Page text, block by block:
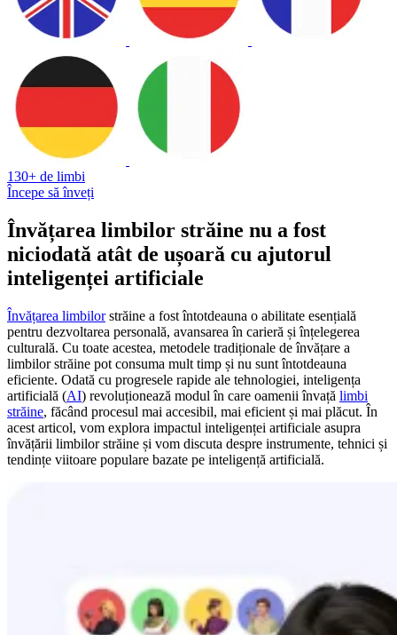
130+ de limbi
Începe să înveți
Învățarea limbilor străine nu a fost
niciodată atât de ușoară cu ajutorul
inteligenței artificiale
Învățarea limbilorstrăine a fost întotdeauna o abilitate esențială
pentru dezvoltarea personală, avansarea în carieră și înțelegerea
culturală. Cu toate acestea, metodele tradiționale de învățare a
limbilor străine pot consuma mult timp și nu sunt întotdeauna
eficiente. Odată cu progresele rapide ale tehnologiei, inteligența
artificială (AI) revoluționează modul în care oamenii învață limbi
străine, făcând procesul mai accesibil, mai eficient și mai plăcut. În
acest articol, vom explora impactul inteligenței artificiale asupra
învățării limbilor străine și vom discuta despre instrumente, tehnici și
tendințe viitoare populare bazate pe inteligență artificială.